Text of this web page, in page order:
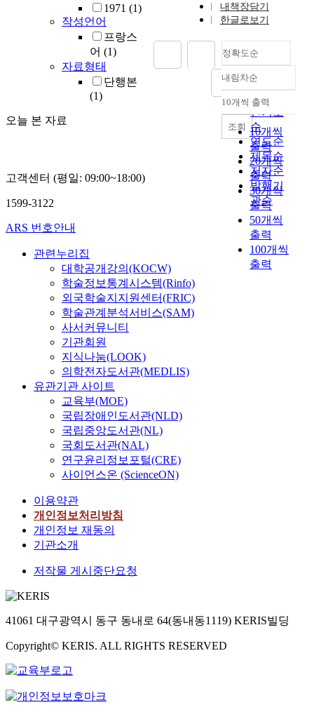
1971 (1)
작성언어
프랑스
어 (1)
자료형태
단행본
(1)
오늘 본 자료
내책장담기
한글로보기
정확도순
정확도
순
인기도
순
연도순
제목순
저자순
발행기
관순
내림차순
내림차순
10개씩 출력
10개씩
출력
20개씩
출력
30개씩
출력
50개씩
출력
100개씩
출력
조회
고객센터 (평일: 09:00~18:00)
1599-3122
ARS 번호안내
관련누리집
대학공개강의(KOCW)
학술정보통계시스템(Rinfo)
외국학술지지원센터(FRIC)
학술관계분석서비스(SAM)
사서커뮤니티
기관회원
지식나눔(LOOK)
의학전자도서관(MEDLIS)
유관기관 사이트
교육부(MOE)
국립장애인도서관(NLD)
국립중앙도서관(NL)
국회도서관(NAL)
연구윤리정보포털(CRE)
사이언스온 (ScienceON)
이용약관
개인정보처리방침
개인정보 재동의
기관소개
저작물 게시중단요청
41061 대구광역시 동구 동내로 64(동내동1119) KERIS빌딩
Copyright© KERIS. ALL RIGHTS RESERVED